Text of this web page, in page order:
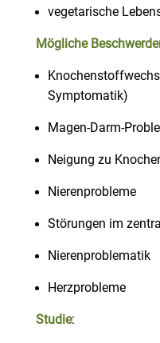
vegetarische
Mögliche
Symptomatik)
Magen-Darm-
Neigung zu
Nierenprobleme
Störungen im
Nierenproblematik
Herzprobleme
Studie: